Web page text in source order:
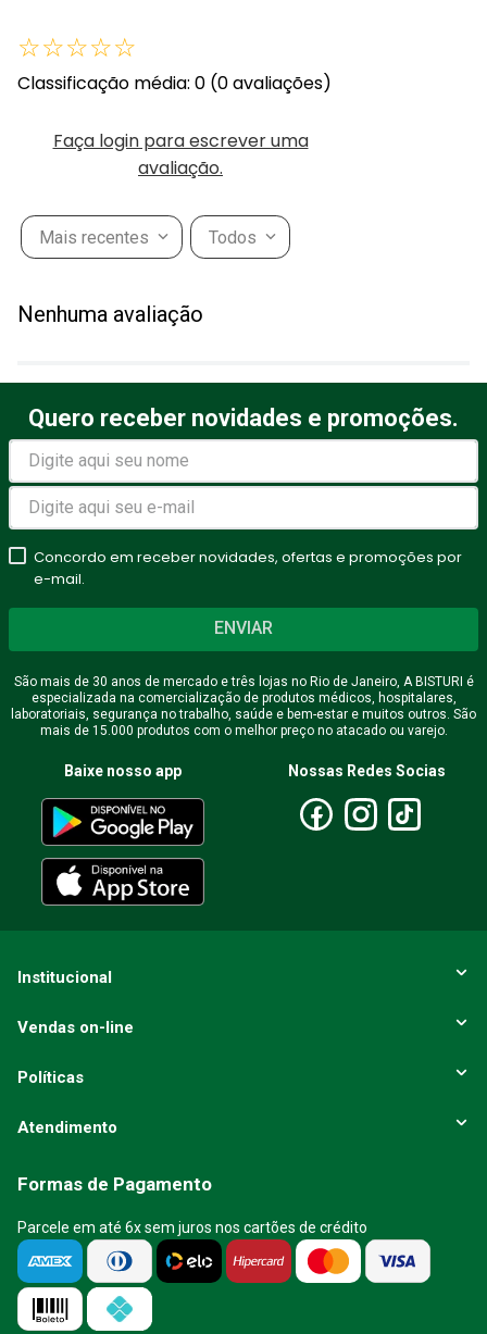
☆☆☆☆☆
Classificação média: 0 (0 avaliações)
Faça login para escrever uma
avaliação.
Mais recentes Todos
Nenhuma avaliação
Quero receber novidades e promoções.
Concordo em receber novidades, ofertas e promoções por
e-mail.
ENVIAR
São mais de 30 anos de mercado e três lojas no Rio de Janeiro, A BISTURI é
especializada na comercialização de produtos médicos, hospitalares,
laboratoriais, segurança no trabalho, saúde e bem-estar e muitos outros. São
mais de 15.000 produtos com o melhor preço no atacado ou varejo.
Baixe nosso app Nossas Redes Socias
Institucional
Vendas on-line
Políticas
Atendimento
Formas de Pagamento
Parcele em até 6x sem juros nos cartões de crédito